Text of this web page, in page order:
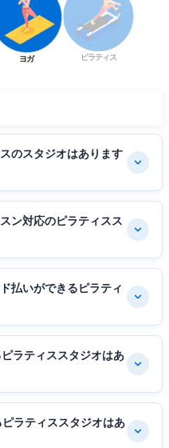
ヨガ ピラティス
のスタジオはあります
ン対応のピラティスス
払いができるピラティ
ラティススタジオはあ
ラティススタジオはあ